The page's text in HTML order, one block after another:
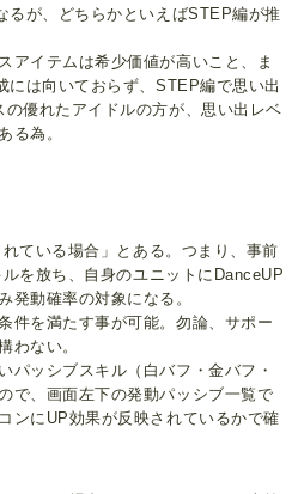
るが、どちらかといえばSTEP編が推
アイテムは希少価値が高いこと、ま
には向いておらず、STEP編で思い出
優れたアイドルの方が、思い出レベ
る為。
ている場合」とある。つまり、事前
を放ち、自身のユニットにDanceUP
発動確率の対象になる。
件を満たす事が可能。勿論、サポー
わない。
パッシブスキル（白バフ・金バフ・
で、画面左下の発動パッシブ一覧で
ンにUP効果が反映されているかで確